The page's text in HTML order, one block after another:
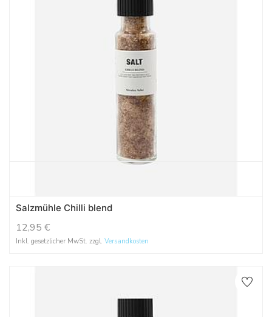
Salzmühle Chilli blend
12,95 €
Inkl. gesetzlicher MwSt. zzgl. Versandkosten